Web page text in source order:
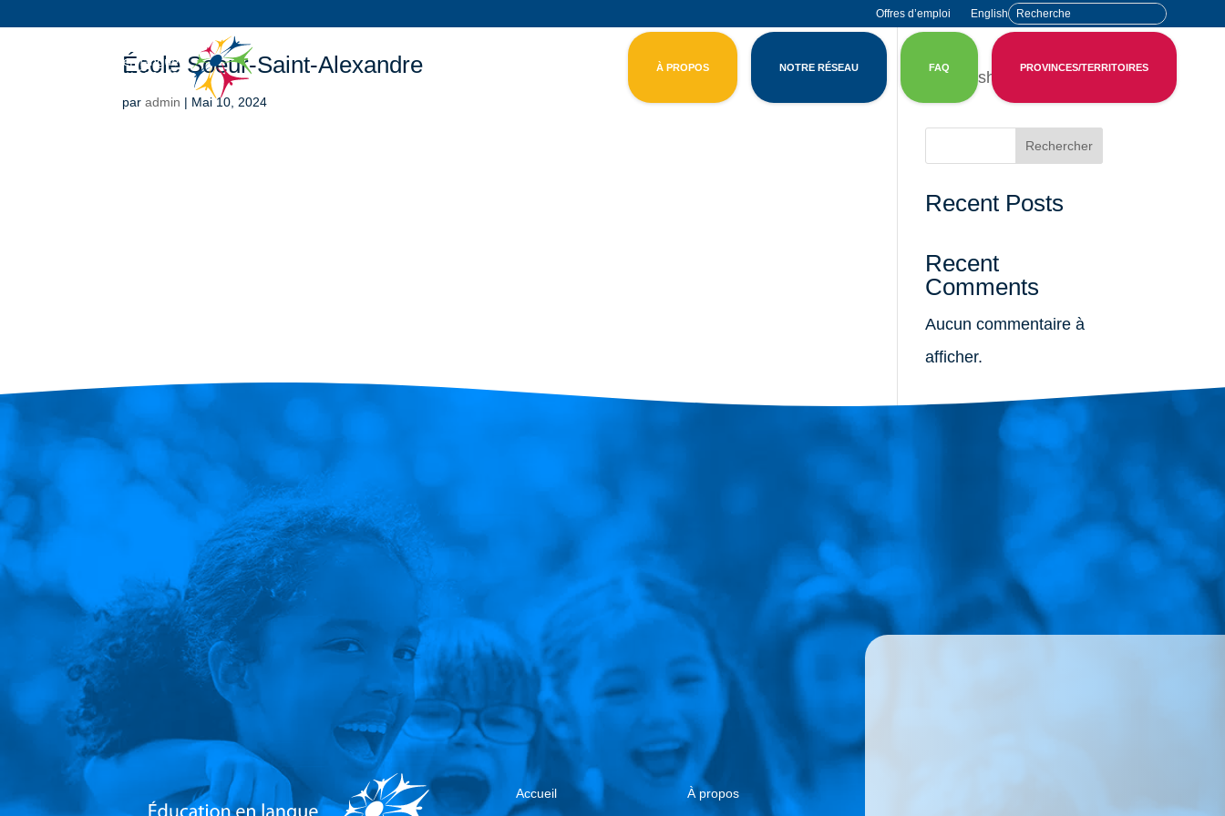
Offres d’emploi English
À PROPOS NOTRE RÉSEAU FAQ PROVINCES/TERRITOIRES
École Soeur-Saint-Alexandre
paradmin | Mai 10, 2024
English
Rechercher
Recent Posts
Recent
Comments
Aucun commentaire à
afficher.
Accueil
À propos